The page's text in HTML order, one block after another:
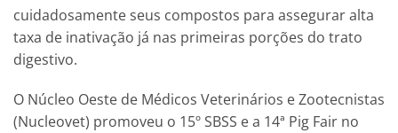
cuidadosamente seus compostos para assegurar alta
taxa de inativação já nas primeiras porções do trato
digestivo.
O Núcleo Oeste de Médicos Veterinários e Zootecnistas
(Nucleovet) promoveu o 15º SBSS e a 14ª Pig Fair no